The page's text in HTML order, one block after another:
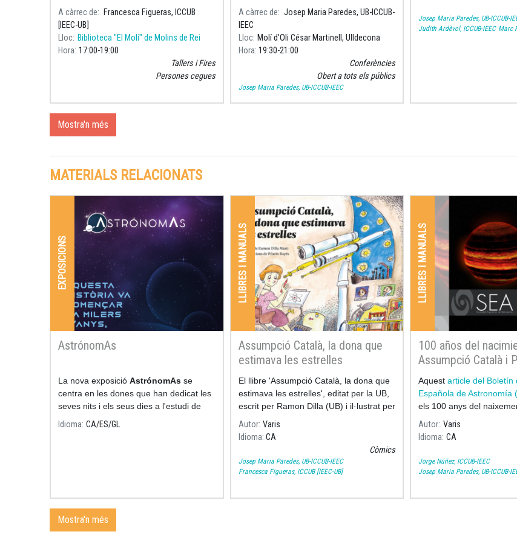
A càrrec de
Francesca Figueras, ICCUB
[IEEC-UB]
Lloc Biblioteca "El Molí" de Molins de Rei
Hora 17:00 19:00
Tallers i Fires
Persones cegues
Universitat de Barcelona i investigador
de l'Institut de Ciències del Cosmos de
la UB, aprofundir
A càrrec de
Josep Maria Paredes, UB-ICCUB-
IEEC
Lloc Molí d’Oli César Martinell, Ulldecona
Hora 19:30 21:00
Conferències
Obert a tots els públics
Josep Maria Paredes, UB-ICCUB-IEEC
Josep Maria Paredes, UB-ICCUB-
Judith Ardèvol, ICCUB-IEEC Marc
Mostra'n més
MATERIALS RELACIONATS
EXPOSICIONS
AstrónomAs
La nova exposició AstrónomAs se
centra en les dones que han dedicat les
seves nits i els seus dies a l'estudi de
l'astronomia.
Idioma CA ES GL
LLIBRES I MANUALS
Assumpció Català, la dona que
estimava les estrelles
El llibre 'Assumpció Català, la dona que
estimava les estrelles', editat per la UB,
escrit per Ramon Dilla (UB) i il·lustrat per
Pilarín Bayés, recull els moments més
significatius de la vida i la
Autor Varis
Idioma CA
Còmics
Josep Maria Paredes, UB-ICCUB-IEEC
Francesca Figueras, ICCUB [IEEC-UB]
LLIBRES I MANUALS
100 años del
Assumpció Català i
Boletín de la
de Astronomía
Aquest article del Boletín
Española de Astronomía
els 100 anys del
Autor Varis
Idioma CA
Jorge Núñez, ICCUB-IEEC
Josep Maria Paredes, UB-ICCUB-
Mostra'n més